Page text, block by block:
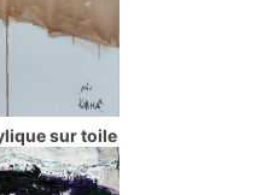
sur toile